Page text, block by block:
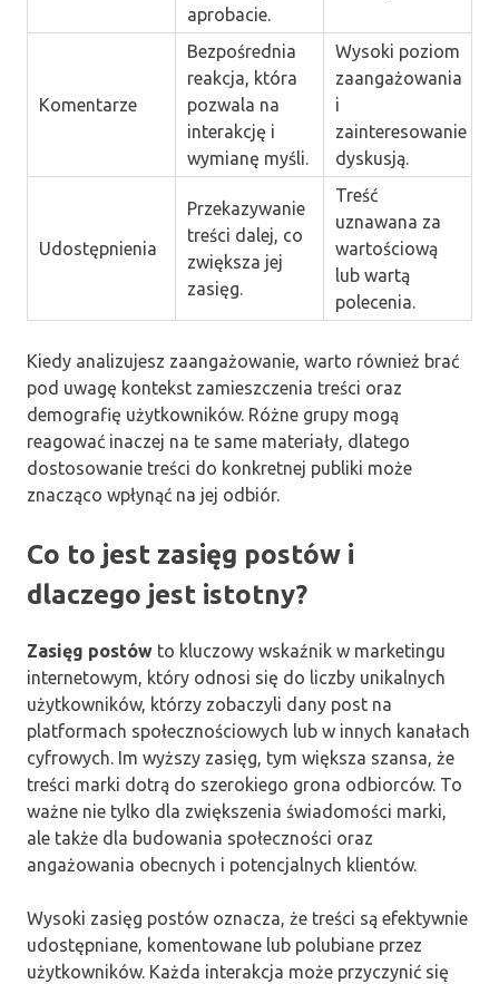
aprobacie.
Komentarze
Bezpośrednia
reakcja, która
pozwala na
interakcję i
wymianę myśli.
Wysoki poziom
zaangażowania
i
zainteresowanie
dyskusją.
Udostępnienia
Przekazywanie
treści dalej, co
zwiększa jej
zasięg.
Treść
uznawana za
wartościową
lub wartą
polecenia.
Kiedy analizujesz zaangażowanie, warto również brać
pod uwagę kontekst zamieszczenia treści oraz
demografię użytkowników. Różne grupy mogą
reagować inaczej na te same materiały, dlatego
dostosowanie treści do konkretnej publiki może
znacząco wpłynąć na jej odbiór.
Co to jest zasięg postów i
dlaczego jest istotny?
Zasięg postów to kluczowy wskaźnik w marketingu
internetowym, który odnosi się do liczby unikalnych
użytkowników, którzy zobaczyli dany post na
platformach społecznościowych lub w innych kanałach
cyfrowych. Im wyższy zasięg, tym większa szansa, że
treści marki dotrą do szerokiego grona odbiorców. To
ważne nie tylko dla zwiększenia świadomości marki,
ale także dla budowania społeczności oraz
angażowania obecnych i potencjalnych klientów.
Wysoki zasięg postów oznacza, że treści są efektywnie
udostępniane, komentowane lub polubiane przez
użytkowników. Każda interakcja może przyczynić się